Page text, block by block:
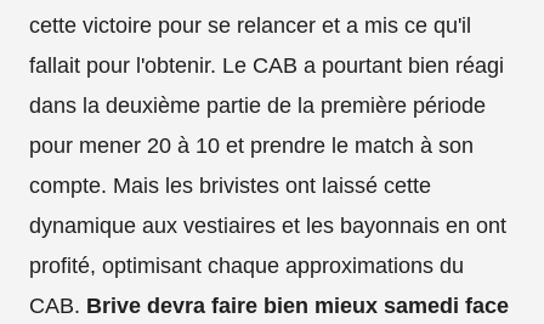
cette victoire pour se relancer et a mis ce qu'il
fallait pour l'obtenir. Le CAB a pourtant bien réagi
dans la deuxième partie de la première période
pour mener 20 à 10 et prendre le match à son
compte. Mais les brivistes ont laissé cette
dynamique aux vestiaires et les bayonnais en ont
profité, optimisant chaque approximations du
CAB. Brive devra faire bien mieux samedi face